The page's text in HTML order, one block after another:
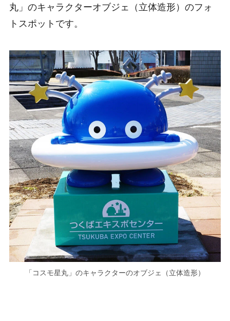
丸」のキャラクターオブジェ（立体造形）のフォ
トスポットです。
「コスモ星丸」のキャラクターのオブジェ（立体造形）